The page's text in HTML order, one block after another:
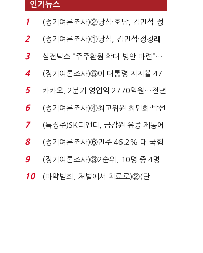
인기뉴스
1
(정기여론조사)②당심·호남, 김민석-정
청래 '초접전'...
2
(정기여론조사)①당심, 김민석·정청래
'초접전'…대통령 ...
3
삼전닉스 “주주환원 확대 방안 마련”…
로이터에 성명...
4
(정기여론조사)⑤이 대통령 지지율 47.
7%…일주일 만에 ...
5
카카오, 2분기 영업익 2770억원…전년
비 36% 증가...
6
(정기여론조사)④최고위원 최민희·박선
원 '양강'…서미...
7
(특징주)SK디앤디, 금감원 유증 제동에
장 초반 상한가...
8
(정기여론조사)⑥민주 46.2% 대 국힘
31.0%…오차범위 밖 ...
9
(정기여론조사)③2순위, 10명 중 4명
'송영길'…정청래 '한 ...
10
(마약범죄, 처벌에서 치료로)②(단